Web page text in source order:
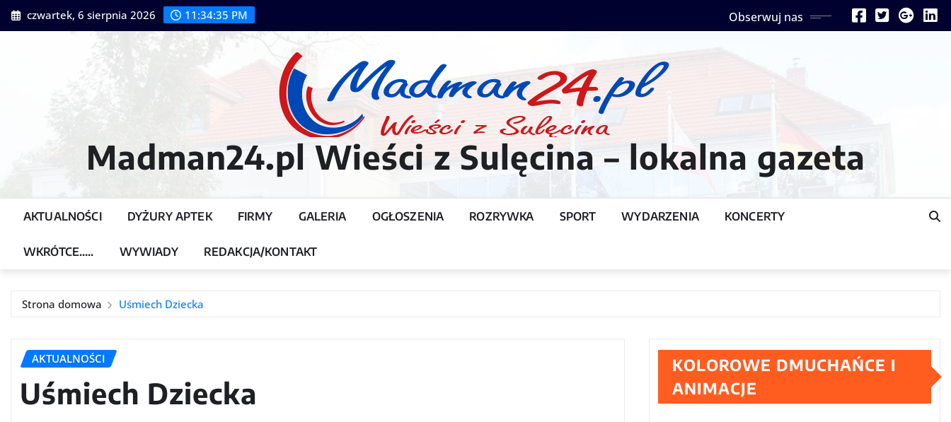
Przejdź
do
czwartek, 6 sierpnia 2026 11:34:37 PM Obserwuj nas
Madman24.pl Wieści z Sulęcina – lokalna gazeta
AKTUALNOŚCI DYŻURY APTEK FIRMY GALERIA OGŁOSZENIA ROZRYWKA SPORT WYDARZENIA KONCERTY
WKRÓTCE….. WYWIADY REDAKCJA/KONTAKT
Strona domowa Uśmiech Dziecka
AKTUALNOŚCI
Uśmiech Dziecka
KOLOROWE DMUCHAŃCE I
ANIMACJE